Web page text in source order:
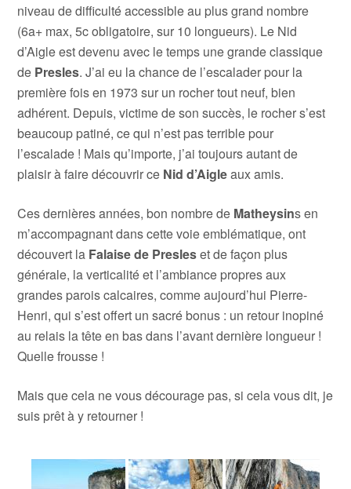
niveau de difficulté accessible au plus grand nombre
(6a+ max, 5c obligatoire, sur 10 longueurs). Le Nid
d’Aigle est devenu avec le temps une grande classique
de Presles. J’ai eu la chance de l’escalader pour la
première fois en 1973 sur un rocher tout neuf, bien
adhérent. Depuis, victime de son succès, le rocher s’est
beaucoup patiné, ce qui n’est pas terrible pour
l’escalade ! Mais qu’importe, j’ai toujours autant de
plaisir à faire découvrir ce Nid d’Aigleaux amis.
Ces dernières années, bon nombre de Matheysins en
m’accompagnant dans cette voie emblématique, ont
découvert la Falaise de Presleset de façon plus
générale, la verticalité et l’ambiance propres aux
grandes parois calcaires, comme aujourd’hui Pierre-
Henri, qui s’est offert un sacré bonus : un retour inopiné
au relais la tête en bas dans l’avant dernière longueur !
Quelle frousse !
Mais que cela ne vous décourage pas, si cela vous dit, je
suis prêt à y retourner !